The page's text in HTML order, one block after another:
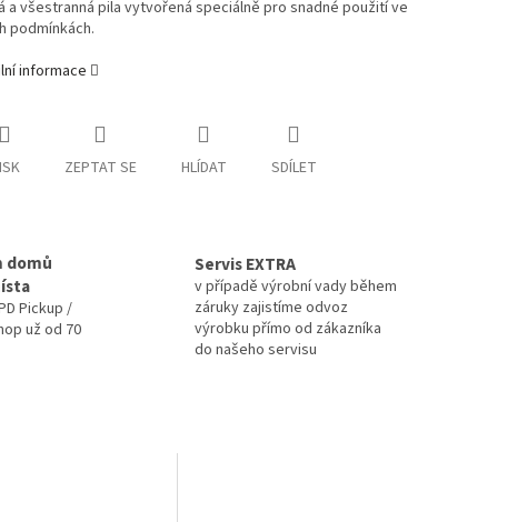
a všestranná pila vytvořená speciálně pro snadné použití ve
podmínkách.
informace
ZEPTAT SE HLÍDAT SDÍLET
domů
Pickup /
už od 70
Servis EXTRA
v případě výrobní vady během
záruky zajistíme odvoz
výrobku přímo od zákazníka
do našeho servisu